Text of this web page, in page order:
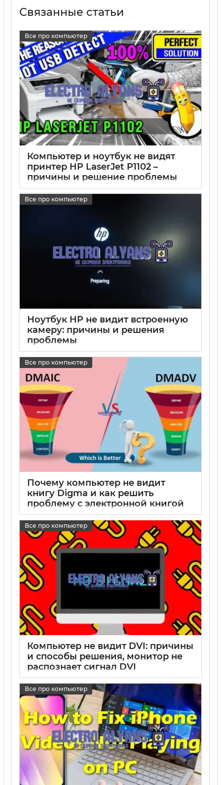
Связанные статьи
Все про компьютер
Компьютер и ноутбук не видят
принтер HP LaserJet P1102 –
причины и решение проблемы
Все про компьютер
Ноутбук HP не видит встроенную
камеру: причины и решения
проблемы
Все про компьютер
Почему компьютер не видит
книгу Digma и как решить
проблему с электронной книгой
Digma
17 05 2025 0
Все про компьютер
Компьютер не видит DVI: причины
и способы решения, монитор не
распознает сигнал DVI
Все про компьютер